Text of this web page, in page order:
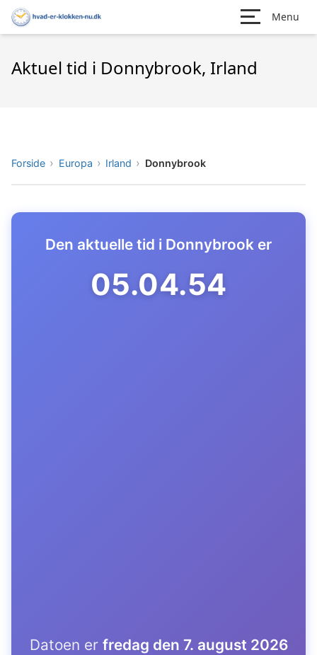
Menu
Aktuel tid i Donnybrook, Irland
Forside Europa Irland Donnybrook
Den aktuelle tid i Donnybrook er
05.04.55
Datoen er fredag den 7. august 2026